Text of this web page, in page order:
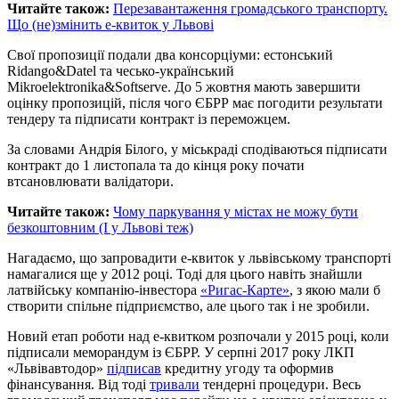
Читайте також: Перезавантаження громадського транспорту.
Що (не)змінить е-квиток у Львові
Свої пропозиції подали два консорціуми: естонський
Ridango&Datel та чесько-український
Mikroelektronika&Softserve. До 5 жовтня мають завершити
оцінку пропозицій, після чого ЄБРР має погодити результати
тендеру та підписати контракт із переможцем.
За словами Андрія Білого, у міськраді сподіваються підписати
контракт до 1 листопала та до кінця року почати
втсановлювати валідатори.
Читайте також: Чому паркування у містах не можу бути
безкоштовним (І у Львові теж)
Нагадаємо, що запровадити е-квиток у львівському транспорті
намагалися ще у 2012 році. Тоді для цього навіть знайшли
латвійську компанію-інвестора «Ригас-Карте», з якою мали б
створити спільне підприємство, але цього так і не зробили.
Новий етап роботи над е-квитком розпочали у 2015 році, коли
підписали меморандум із ЄБРР. У серпні 2017 року ЛКП
«Львівавтодор» підписав кредитну угоду та оформив
фінансування. Від тоді тривали тендерні процедури. Весь